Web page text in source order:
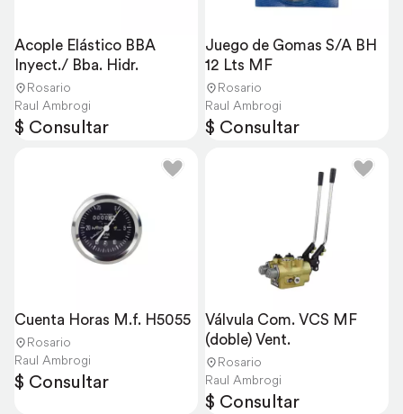
Acople Elástico BBA
Inyect./ Bba. Hidr.
Rosario
Raul Ambrogi
$ Consultar
Juego de Gomas S/A BH
12 Lts MF
Rosario
Raul Ambrogi
$ Consultar
Cuenta Horas M.f. H5055
Rosario
Raul Ambrogi
$ Consultar
Válvula Com. VCS MF
(doble) Vent.
Rosario
Raul Ambrogi
$ Consultar